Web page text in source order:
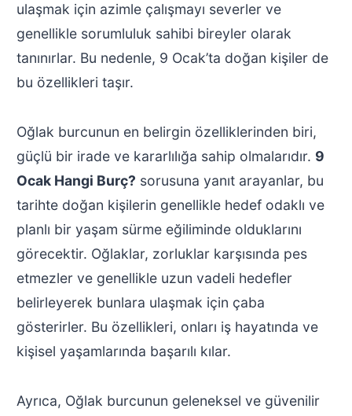
ulaşmak için azimle çalışmayı severler ve
genellikle sorumluluk sahibi bireyler olarak
tanınırlar. Bu nedenle, 9 Ocak’ta doğan kişiler de
bu özellikleri taşır.
Oğlak burcunun en belirgin özelliklerinden biri,
güçlü bir irade ve kararlılığa sahip olmalarıdır. 9
Ocak Hangi Burç? sorusuna yanıt arayanlar, bu
tarihte doğan kişilerin genellikle hedef odaklı ve
planlı bir yaşam sürme eğiliminde olduklarını
görecektir. Oğlaklar, zorluklar karşısında pes
etmezler ve genellikle uzun vadeli hedefler
belirleyerek bunlara ulaşmak için çaba
gösterirler. Bu özellikleri, onları iş hayatında ve
kişisel yaşamlarında başarılı kılar.
Ayrıca, Oğlak burcunun geleneksel ve güvenilir